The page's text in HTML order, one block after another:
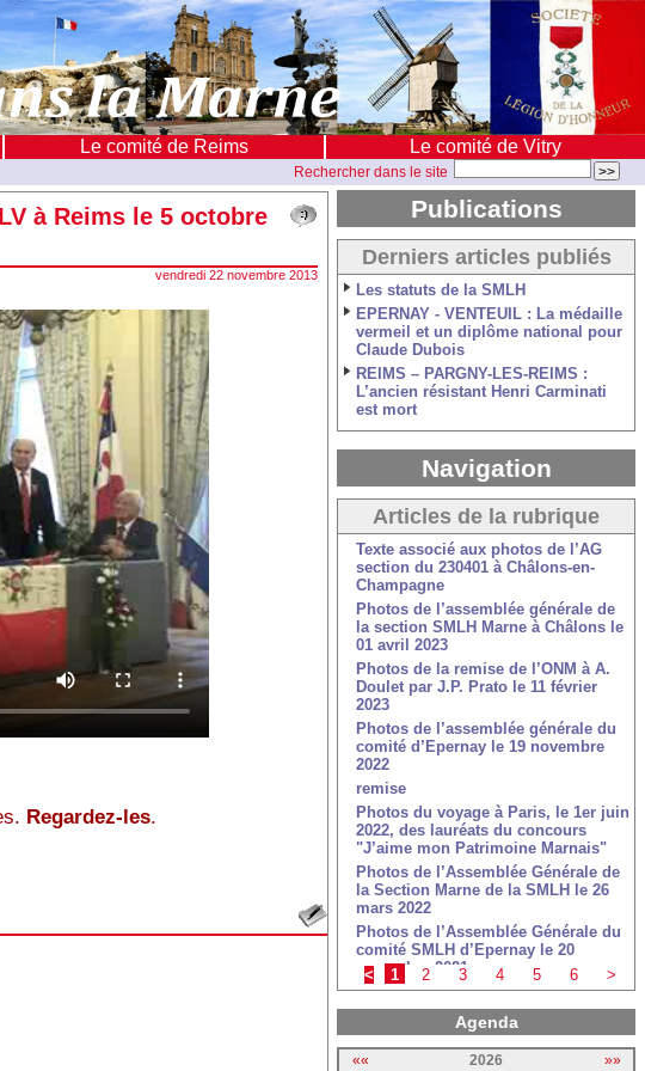
Le comité de Reims Le comité de Vitry
Rechercher dans le site
à Reims le 5 octobre
vendredi 22 novembre 2013
Regardez-les.
Publications
Derniers articles publiés
Les statuts de la SMLH
EPERNAY - VENTEUIL : La médaille
vermeil et un diplôme national pour
Claude Dubois
REIMS – PARGNY-LES-REIMS :
L’ancien résistant Henri Carminati
est mort
Navigation
Articles de la rubrique
Texte associé aux photos de l’AG
section du 230401 à Châlons-en-
Champagne
Photos de l’assemblée générale de
la section SMLH Marne à Châlons le
01 avril 2023
Photos de la remise de l’ONM à A.
Doulet par J.P. Prato le 11 février
2023
Photos de l’assemblée générale du
comité d’Epernay le 19 novembre
2022
remise
Photos du voyage à Paris, le 1er juin
2022, des lauréats du concours
"J’aime mon Patrimoine Marnais"
Photos de l’Assemblée Générale de
la Section Marne de la SMLH le 26
mars 2022
Photos de l’Assemblée Générale du
comité SMLH d’Epernay le 20
novembre 2021
Photos de l’exposition de la Légion
d’Honneur du 11 au 18 novembre
2021 à Vitry-le-François
Photos de la cérémonie de remise
< 1 2 3 4 5 6 >
Agenda
«« 2026
»»